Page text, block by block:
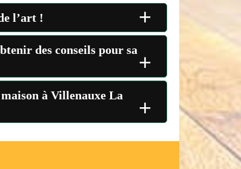
l’art ! +
des conseils pour sa+
à Villenauxe La
+